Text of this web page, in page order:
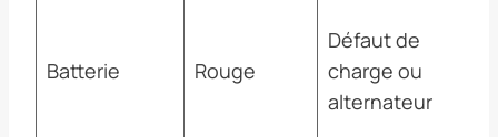
Batterie Rouge
Défaut de
charge ou
alternateur